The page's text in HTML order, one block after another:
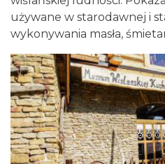
używane w starodawnej i
wykonywania masła,